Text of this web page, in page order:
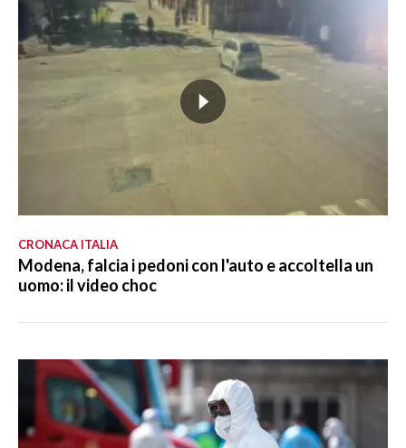
CRONACA ITALIA
Modena, falcia i pedoni con l'auto e accoltella un
uomo: il video choc